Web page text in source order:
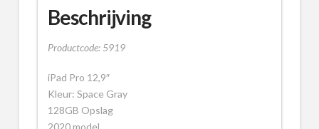
Beschrijving
Productcode: 5919
iPad Pro 12,9″
Kleur: Space Gray
128GB Opslag
2020 model